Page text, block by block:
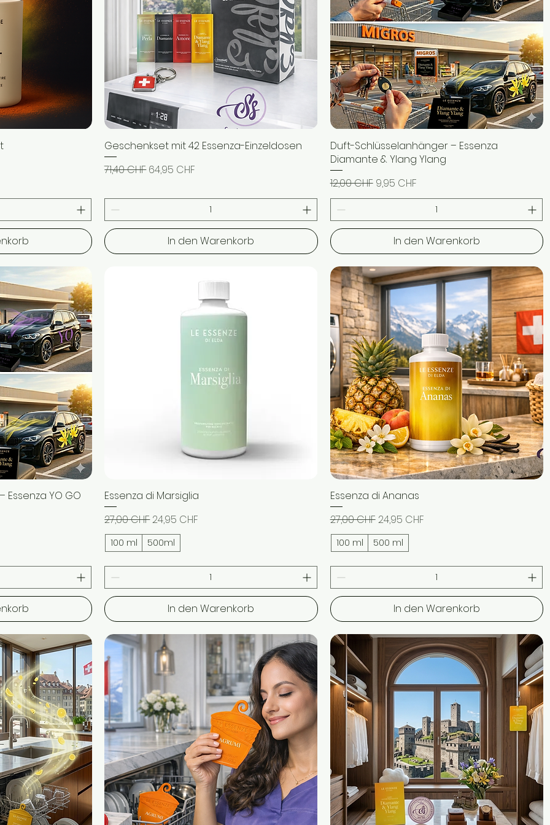
Schnellansicht
Geschenkset mit 42 Essenza-Einzeldosen
Standardpreis
71,40 CHF Sale-Preis
64,95 CHF
In den Warenkorb
Schnellansicht
Duft-Schlüsselanhänger – Essenza
Diamante & Ylang Ylang
Standardpreis
12,00 CHF Sale-Preis
9,95 CHF
In den Warenkorb
YO GO
Schnellansicht
Essenza di Marsiglia
Standardpreis
27,00 CHFSale-Preis
24,95 CHF
100 ml 500ml
In den Warenkorb
Schnellansicht
Essenza di Ananas
Standardpreis
27,00 CHFSale-Preis
24,95 CHF
100 ml 500 ml
In den Warenkorb